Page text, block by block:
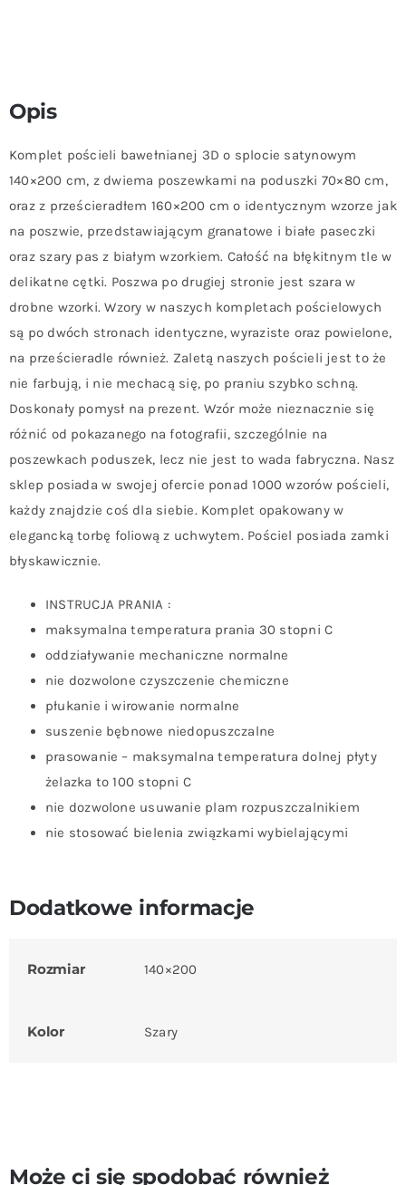
Opis
Komplet pościeli bawełnianej 3D o splocie satynowym
140×200 cm, z dwiema poszewkami na poduszki 70×80 cm,
oraz z prześcieradłem 160×200 cm o identycznym wzorze jak
na poszwie, przedstawiającym granatowe i białe paseczki
oraz szary pas z białym wzorkiem. Całość na błękitnym tle w
delikatne cętki. Poszwa po drugiej stronie jest szara w
drobne wzorki. Wzory w naszych kompletach pościelowych
są po dwóch stronach identyczne, wyraziste oraz powielone,
na prześcieradle również. Zaletą naszych pościeli jest to że
nie farbują, i nie mechacą się, po praniu szybko schną.
Doskonały pomysł na prezent. Wzór może nieznacznie się
różnić od pokazanego na fotografii, szczególnie na
poszewkach poduszek, lecz nie jest to wada fabryczna. Nasz
sklep posiada w swojej ofercie ponad 1000 wzorów pościeli,
każdy znajdzie coś dla siebie. Komplet opakowany w
elegancką torbę foliową z uchwytem. Pościel posiada zamki
błyskawicznie.
INSTRUCJA PRANIA :
maksymalna temperatura prania 30 stopni C
oddziaływanie mechaniczne normalne
nie dozwolone czyszczenie chemiczne
płukanie i wirowanie normalne
suszenie bębnowe niedopuszczalne
prasowanie – maksymalna temperatura dolnej płyty
żelazka to 100 stopni C
nie dozwolone usuwanie plam rozpuszczalnikiem
nie stosować bielenia związkami wybielającymi
Dodatkowe informacje
Rozmiar 140×200
Kolor Szary
Może ci się spodobać również